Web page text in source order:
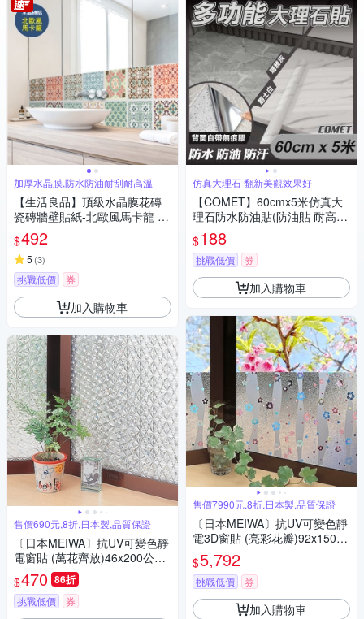
加厚水晶膜,防水防油耐刮耐高溫
【生活良品】頂級水晶膜花磚
瓷磚牆壁貼紙-北歐風馬卡龍 20
x20cm 每套10片
$492
5 (3)
挑戰低價 券
加入購物車
售價690元,8折,日本製,品質保證
〔日本MEIWA〕抗UV可變色靜
電窗貼 (萬花齊放)46x200公分
★促銷★
$470 86折
挑戰低價 券
仿真大理石 翻新美觀效果好
【COMET】60cmx5米仿真大
理石防水防油貼(防油貼 耐高溫
牆紙 廚房壁貼 自黏壁貼/TA)
$188
挑戰低價 券
加入購物車
售價7990元,8折,日本製,品質保證
〔日本MEIWA〕抗UV可變色靜
電3D窗貼 (亮彩花瓣)92x1500
公分★促銷★
$5,792
挑戰低價 券
加入購物車